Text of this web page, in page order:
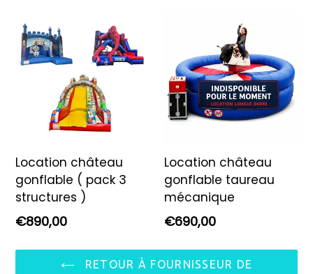
Location château
gonflable ( pack 3
structures )
Prix
€890,00
Location château
gonflable taureau
mécanique
Prix
€690,00
RETOUR À FOURNISSEUR DE